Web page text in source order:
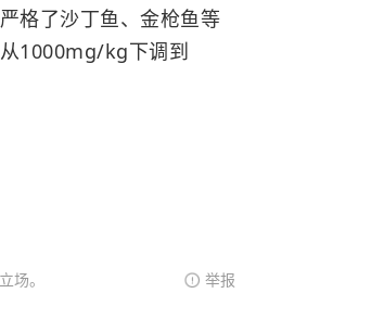
格了沙丁鱼、金枪鱼等
1000mg/kg下调到
场。 举报